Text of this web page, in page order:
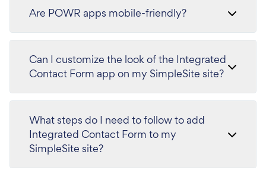
Are POWR apps mobile-friendly?
Can I customize the look of the Integrated
Contact Form app on my SimpleSite site?
What steps do I need to follow to add
Integrated Contact Form to my
SimpleSite site?